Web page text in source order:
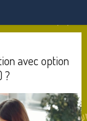
avec option
?